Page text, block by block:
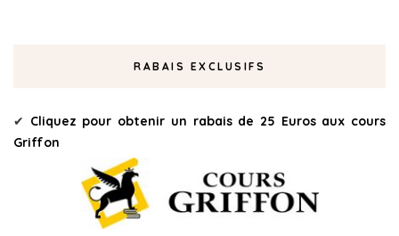
RABAIS EXCLUSIFS
✔ Cliquez pour obtenir un rabais de 25 Euros aux cours
Griffon